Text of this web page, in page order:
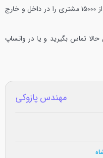
ما در طول سال‌ها توانسته‌ایم اعتماد بیش از ۱۵۰۰۰ مشتری را در داخل و خارج
تماس بگیرید و یا در واتساپ
مهندس پازوکی